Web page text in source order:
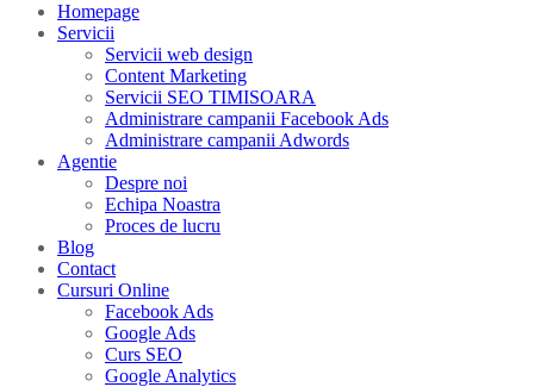
Homepage
Servicii
Servicii web design
Content Marketing
Servicii SEO TIMISOARA
Administrare campanii Facebook Ads
Administrare campanii Adwords
Agentie
Despre noi
Echipa Noastra
Proces de lucru
Blog
Contact
Cursuri Online
Facebook Ads
Google Ads
Curs SEO
Google Analytics